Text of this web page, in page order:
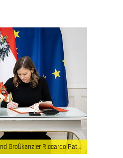
Bundesministerin Claudia Plakolm und Großkanzler Riccardo Paternò di Montecupo unterzeichnen die gemeinsame Erklärung für den internationalen Schutz verfolgter religiöser Minderheiten. Fotocredit: © Souveräner Malteser-Ritter-Orden – Christian Lendl